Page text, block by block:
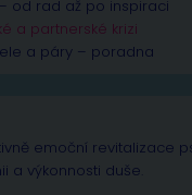
– od rad až po inspiraci
a partnerské krizi
a páry – poradna
emoční revitalizace
a výkonnosti duše.